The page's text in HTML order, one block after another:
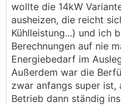
wollte die 14kW
ausheizen, die reicht
Kühlleistung...) und ich
Berechnungen auf nie
Energiebedarf im
Außerdem war die
zwar anfangs super ist,
Betrieb dann ständig